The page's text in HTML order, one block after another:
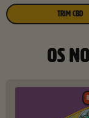
TRIM CBD
OS